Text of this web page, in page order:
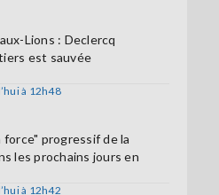
Lions : Declercq
est sauvée
à 12h48
progressif de la
les prochains jours en
à 12h42